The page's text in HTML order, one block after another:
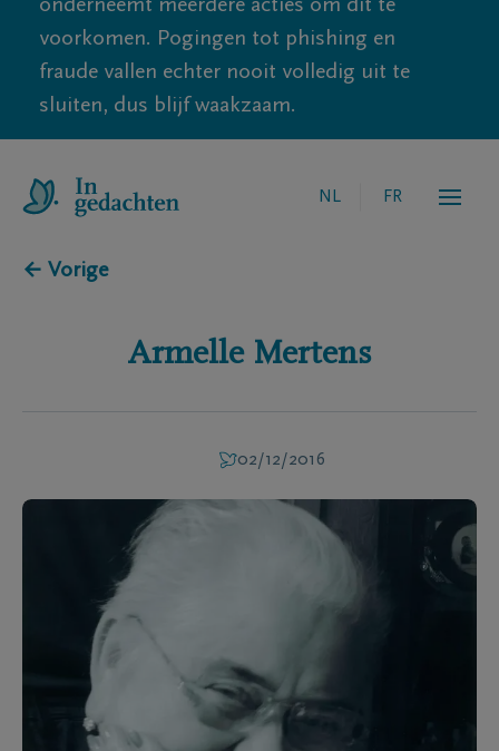
onderneemt meerdere acties om dit te
voorkomen. Pogingen tot phishing en
fraude vallen echter nooit volledig uit te
sluiten, dus blijf waakzaam.
NL FR
← Vorige
Armelle Mertens
02/12/2016